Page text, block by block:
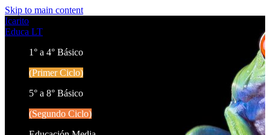
Skip to main content
Icarito
Educa LT
1° a 4° Básico
(Primer Ciclo)
5° a 8° Básico
(Segundo Ciclo)